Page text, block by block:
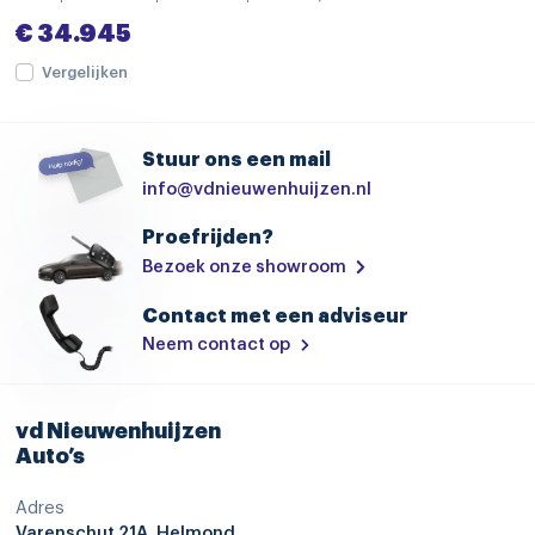
Elektronisch Stabiliteits Programma
file assistent
grootlichtassistent
hill hold functie
hoofd airbag(s) achter
hoofd airbag(s) voor
passagiersairbag
uitstap waarschuwing
€ 34.945
Vergelijken
Stuur ons een mail
info@vdnieuwenhuijzen.nl
Proefrijden?
Bezoek onze showroom
Contact met een adviseur
Neem contact op
vd Nieuwenhuijzen
Auto’s
Adres